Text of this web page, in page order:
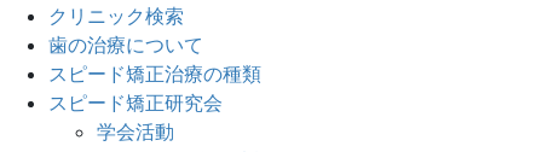
クリニック検索
歯の治療について
スピード矯正治療の種類
スピード矯正研究会
学会活動